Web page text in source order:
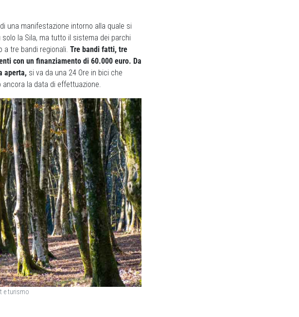
una manifestazione intorno alla quale si
la Sila, ma tutto il sistema dei parchi
a tre bandi regionali. Tre bandi fatti, tre
con un finanziamento di 60.000 euro. Da
aperta, si va da una 24 Ore in bici che
la data di effettuazione.
e turismo